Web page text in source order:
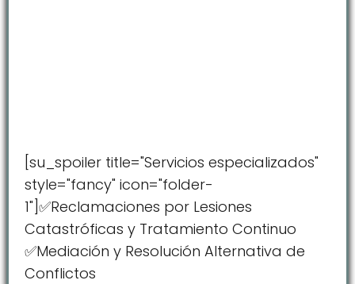
[su_spoiler title="Servicios especializados"
style="fancy" icon="folder-
1"]✅Reclamaciones por Lesiones
Catastróficas y Tratamiento Continuo
✅Mediación y Resolución Alternativa de
Conflictos